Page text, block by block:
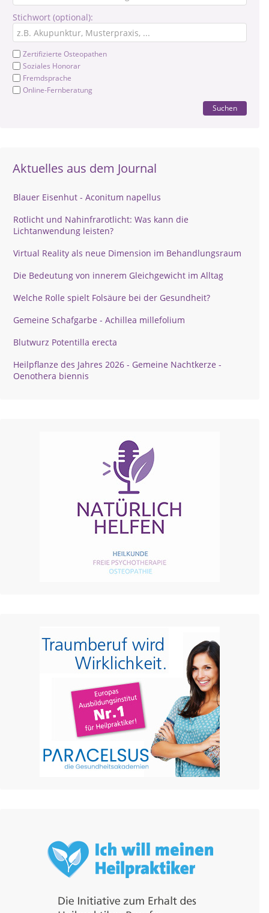
Stichwort (optional):
Zertifizierte Osteopathen
Soziales Honorar
Fremdsprache
Online-Fernberatung
Suchen
Aktuelles aus dem Journal
Blauer Eisenhut - Aconitum napellus
Rotlicht und Nahinfrarotlicht: Was kann die
Lichtanwendung leisten?
Virtual Reality als neue Dimension im Behandlungsraum
Die Bedeutung von innerem Gleichgewicht im Alltag
Welche Rolle spielt Folsäure bei der Gesundheit?
Gemeine Schafgarbe - Achillea millefolium
Blutwurz Potentilla erecta
Heilpflanze des Jahres 2026 - Gemeine Nachtkerze -
Oenothera biennis